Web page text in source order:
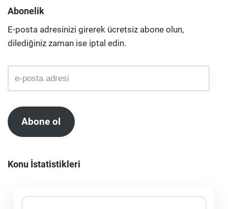
Abonelik
E-posta adresinizi girerek ücretsiz abone olun,
dilediğiniz zaman ise iptal edin.
Abone ol
Konu İstatistikleri